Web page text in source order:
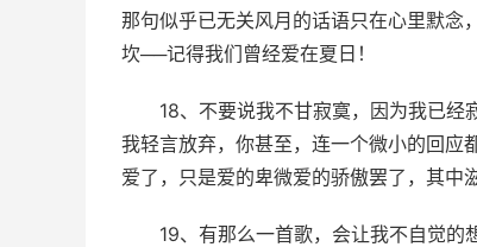
那句似乎已无关风月的话语只在心里默念
坎──记得我们曾经爱在夏日！
18、不要说我不甘寂寞，因为我已
我轻言放弃，你甚至，连一个微小的回应
爱了，只是爱的卑微爱的骄傲罢了，其中
19、有那么一首歌，会让我不自觉